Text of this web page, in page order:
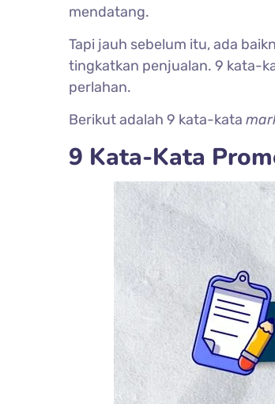
mendatang.
Tapi jauh sebelum itu, ada
tingkatkan penjualan. 9 kata-
perlahan.
Berikut adalah 9 kata-kata
9 Kata-Kata